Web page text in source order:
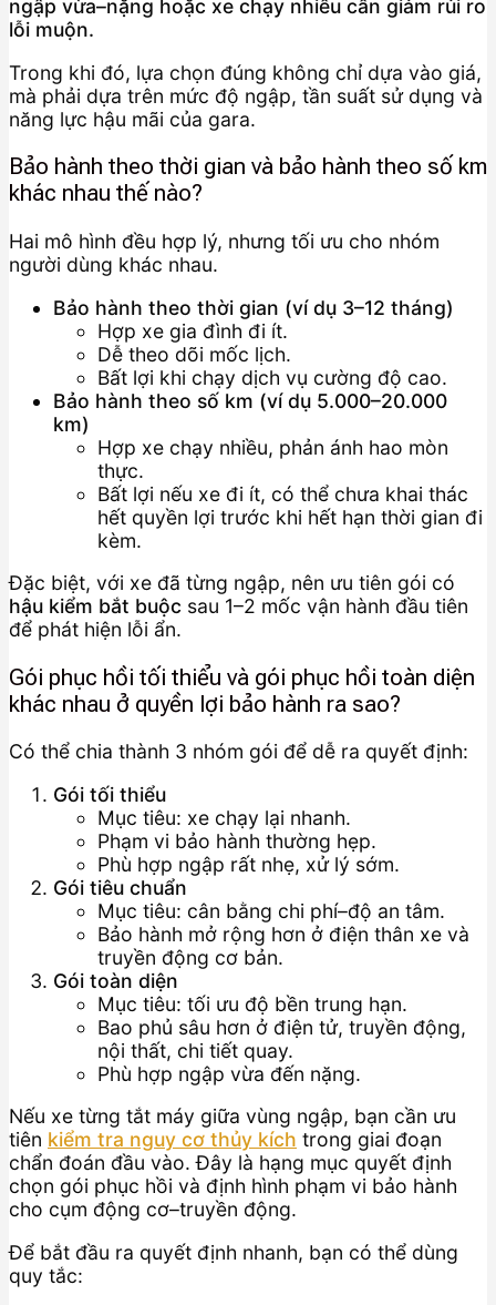
ngập vừa–nặng hoặc xe chạy nhiều cần giảm rủi ro
lỗi muộn.
Trong khi đó, lựa chọn đúng không chỉ dựa vào giá,
mà phải dựa trên mức độ ngập, tần suất sử dụng và
năng lực hậu mãi của gara.
Bảo hành theo thời gian và bảo hành theo số km
khác nhau thế nào?
Hai mô hình đều hợp lý, nhưng tối ưu cho nhóm
người dùng khác nhau.
Bảo hành theo thời gian (ví dụ 3–12 tháng)
Hợp xe gia đình đi ít.
Dễ theo dõi mốc lịch.
Bất lợi khi chạy dịch vụ cường độ cao.
Bảo hành theo số km (ví dụ 5.000–20.000
km)
Hợp xe chạy nhiều, phản ánh hao mòn
thực.
Bất lợi nếu xe đi ít, có thể chưa khai thác
hết quyền lợi trước khi hết hạn thời gian đi
kèm.
Đặc biệt, với xe đã từng ngập, nên ưu tiên gói có
hậu kiểm bắt buộc sau 1–2 mốc vận hành đầu tiên
để phát hiện lỗi ẩn.
Gói phục hồi tối thiểu và gói phục hồi toàn diện
khác nhau ở quyền lợi bảo hành ra sao?
Có thể chia thành 3 nhóm gói để dễ ra quyết định:
Gói tối thiểu
Mục tiêu: xe chạy lại nhanh.
Phạm vi bảo hành thường hẹp.
Phù hợp ngập rất nhẹ, xử lý sớm.
Gói tiêu chuẩn
Mục tiêu: cân bằng chi phí–độ an tâm.
Bảo hành mở rộng hơn ở điện thân xe và
truyền động cơ bản.
Gói toàn diện
Mục tiêu: tối ưu độ bền trung hạn.
Bao phủ sâu hơn ở điện tử, truyền động,
nội thất, chi tiết quay.
Phù hợp ngập vừa đến nặng.
Nếu xe từng tắt máy giữa vùng ngập, bạn cần ưu
tiên kiểm tra nguy cơ thủy kích trong giai đoạn
chẩn đoán đầu vào. Đây là hạng mục quyết định
chọn gói phục hồi và định hình phạm vi bảo hành
cho cụm động cơ–truyền động.
Để bắt đầu ra quyết định nhanh, bạn có thể dùng
quy tắc: